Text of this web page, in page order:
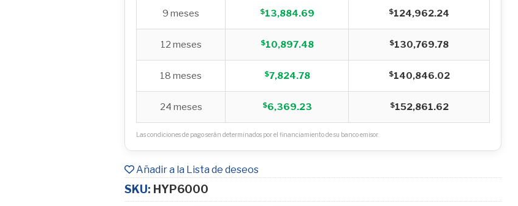
9 meses $13,884.69 $124,962.24
12 meses $10,897.48 $130,769.78
18 meses $7,824.78 $140,846.02
24 meses $6,369.23 $152,861.62
Las condiciones de pago serán determinados por el financiamiento de su banco emisor.
Añadir a la Lista de deseos
SKU: HYP6000